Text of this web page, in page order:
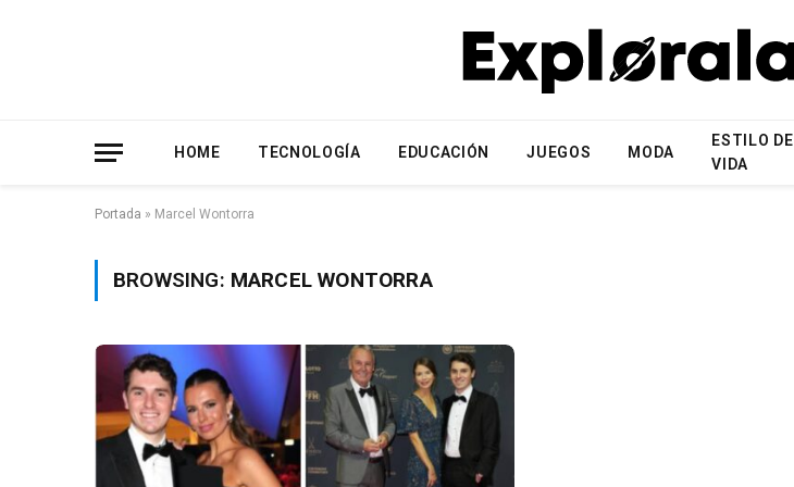
HOME TECNOLOGÍA EDUCACIÓN JUEGOS MODA
ESTILO DE
VIDA
Portada » Marcel Wontorra
BROWSING: MARCEL WONTORRA